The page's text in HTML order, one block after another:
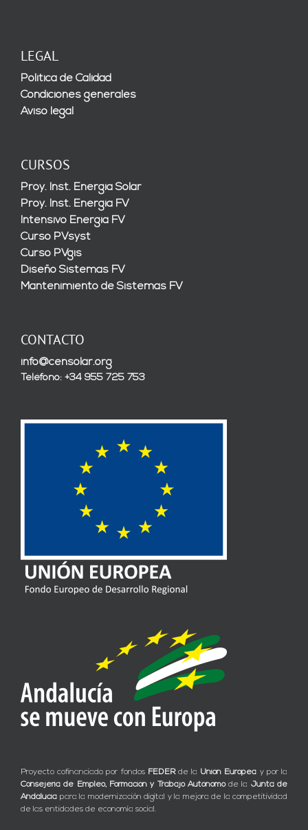
LEGAL
Política de Calidad
Condiciones generales
Aviso legal
CURSOS
Proy. Inst. Energía Solar
Proy. Inst. Energía FV
Intensivo Energía FV
Curso PVsyst
Curso PVgis
Diseño Sistemas FV
Mantenimiento de Sistemas FV
CONTACTO
info@censolar.org
Teléfono: +34 955 725 753
Proyecto cofinanciado por fondos FEDERde la Unión Europea y por la
Consejería de Empleo, Formación y Trabajo Autónomode la Junta de
Andalucía para la modernización digital y la mejora de la competitividad
de las entidades de economía social.